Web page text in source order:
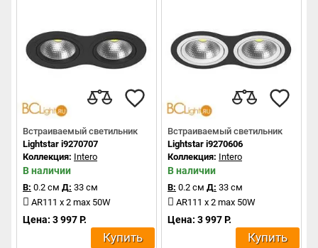
Встраиваемый светильник
Lightstar i9270707
Коллекция: Intero
В наличии
В: 0.2 см Д: 33 см
AR111 x 2 max 50W
Цена: 3 997 Р.
Купить
Встраиваемый светильник
Lightstar i9270606
Коллекция: Intero
В наличии
В: 0.2 см Д: 33 см
AR111 x 2 max 50W
Цена: 3 997 Р.
Купить